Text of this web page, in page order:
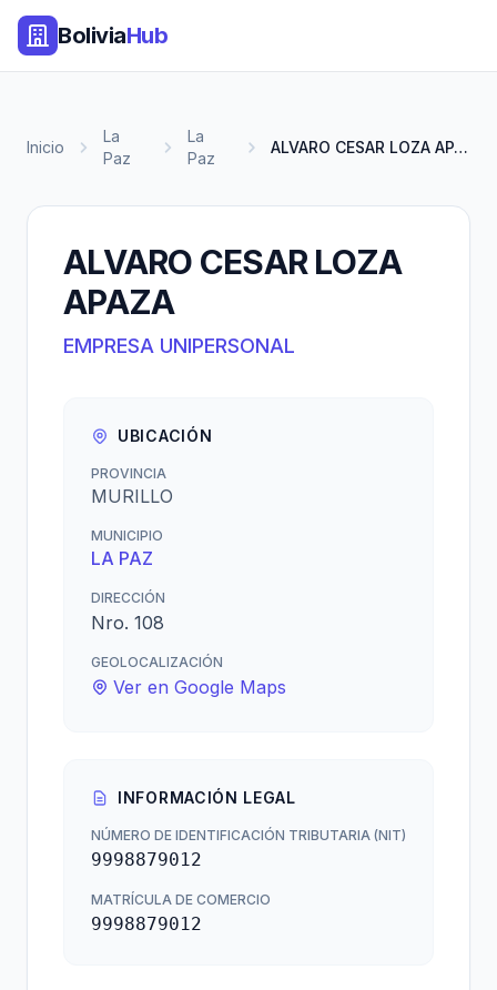
BoliviaHub
Inicio
La
Paz
La
Paz
ALVARO CESAR LOZA APAZA
ALVARO CESAR LOZA
APAZA
EMPRESA UNIPERSONAL
UBICACIÓN
PROVINCIA
MURILLO
MUNICIPIO
LA PAZ
DIRECCIÓN
Nro. 108
GEOLOCALIZACIÓN
Ver en Google Maps
INFORMACIÓN LEGAL
NÚMERO DE IDENTIFICACIÓN TRIBUTARIA (NIT)
9998879012
MATRÍCULA DE COMERCIO
9998879012